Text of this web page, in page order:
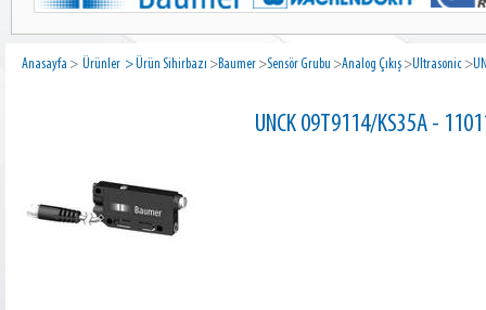
Anasayfa > Ürünler > Ürün Sihirbazı >Baumer >Sensör Grubu >Analog Çıkış >Ultrasonic >
UNCK 09T9114/KS35A -